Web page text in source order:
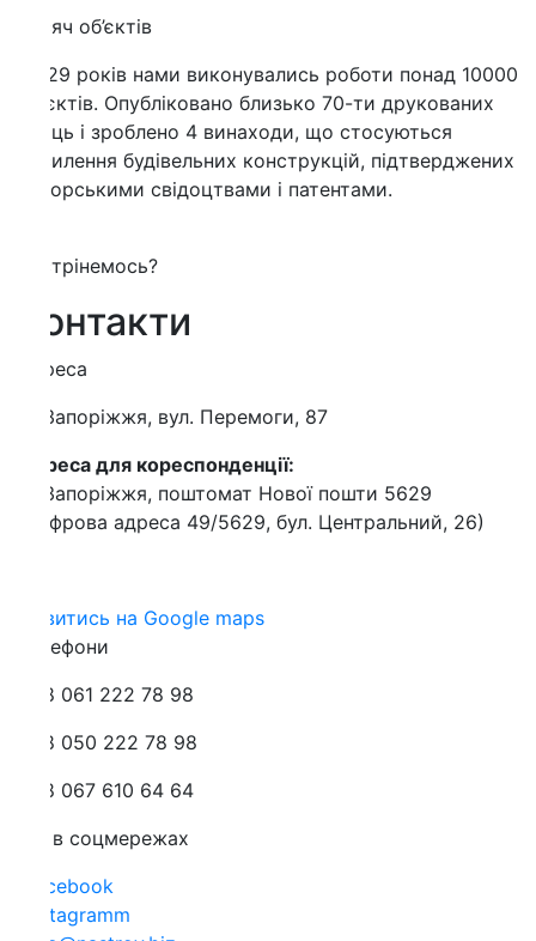
об’єктів
років нами виконувались роботи понад 10000
Опубліковано близько 70-ти друкованих
і зроблено 4 винаходи, що стосуються
будівельних конструкцій, підтверджених
свідоцтвами і патентами.
вул. Перемоги, 87
для кореспонденції:
поштомат Нової пошти 5629
адреса 49/5629, бул. Центральний, 26)
на Google maps
061 222 78 98
050 222 78 98
067 610 64 64
соцмережах